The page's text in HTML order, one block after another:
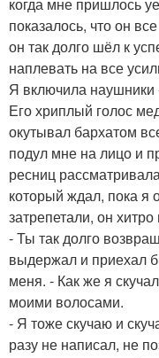
когда мне пришлось
показалось, что он
он так долго шёл к
наплевать на все
Я включила наушники
Его хриплый голос
окутывал бархатом
подул мне на лицо и
ресниц
который ждал, пока я
затрепетали, он
- Ты так долго
выдержал и приехал
меня. - Как же я
моими волосами.
- Я тоже скучаю и
разу не написал, не